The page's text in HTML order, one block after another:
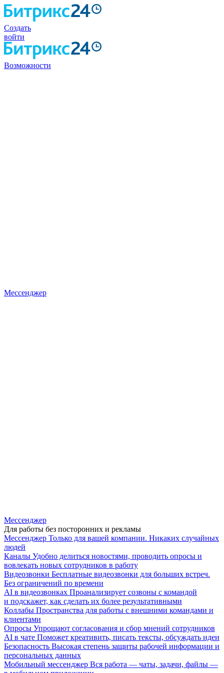
Создать
войти
Возможности
Мессенджер
Мессенджер
Для работы без посторонних и рекламы
Мессенджер Только для вашей компании. Никаких случайных
людей
Каналы Удобно делиться новостями, проводить опросы и
вовлекать новых сотрудников в работу
Видеозвонки Бесплатные видеозвонки для больших встреч.
Без ограничений по времени
AI в видеозвонках Проанализирует созвоны с командой
и подскажет, как сделать их более результативными
Коллабы Пространства для работы с внешними командами и
клиентами
Опросы Упрощают согласования и сбор мнений сотрудников
AI в чате Поможет креативить, писать тексты, обсуждать идеи
Безопасность Высокая степень защиты рабочей информации и
персональных данных
Мобильный мессенджер Вся работа — чаты, задачи, файлы —